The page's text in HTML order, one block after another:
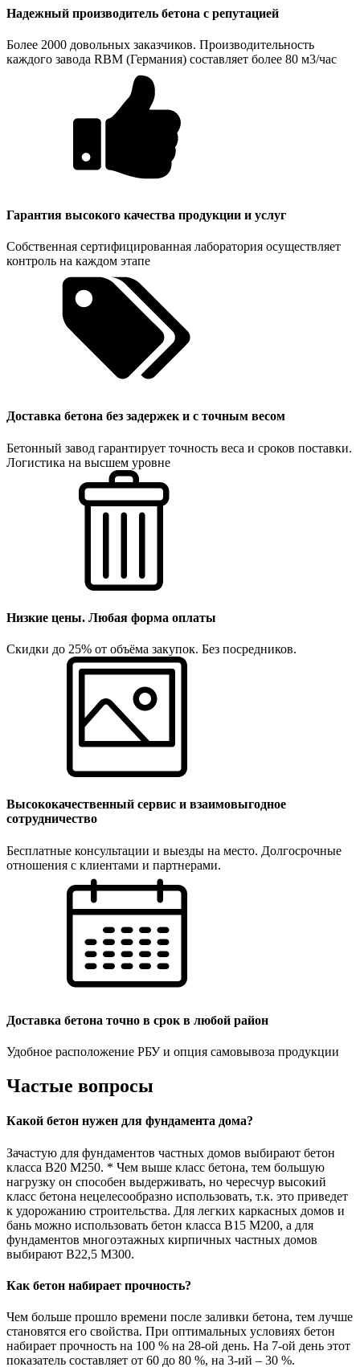
Надежный производитель бетона с репутацией
Более 2000 довольных заказчиков. Производительность
каждого завода RBM (Германия) составляет более 80 м3/час
Гарантия высокого качества продукции и услуг
Собственная сертифицированная лаборатория осуществляет
контроль на каждом этапе
Доставка бетона без задержек и с точным весом
Бетонный завод гарантирует точность веса и сроков поставки.
Логистика на высшем уровне
Низкие цены. Любая форма оплаты
Скидки до 25% от объёма закупок. Без посредников.
Высококачественный сервис и взаимовыгодное
сотрудничество
Бесплатные консультации и выезды на место. Долгосрочные
отношения с клиентами и партнерами.
Доставка бетона точно в срок в любой район
Удобное расположение РБУ и опция самовывоза продукции
Частые вопросы
Какой бетон нужен для фундамента дома?
Зачастую для фундаментов частных домов выбирают бетон
класса В20 М250. * Чем выше класс бетона, тем большую
нагрузку он способен выдерживать, но чересчур высокий
класс бетона нецелесообразно использовать, т.к. это приведет
к удорожанию строительства. Для легких каркасных домов и
бань можно использовать бетон класса В15 М200, а для
фундаментов многоэтажных кирпичных частных домов
выбирают В22,5 М300.
Как бетон набирает прочность?
Чем больше прошло времени после заливки бетона, тем лучше
становятся его свойства. При оптимальных условиях бетон
набирает прочность на 100 % на 28-ой день. На 7-ой день этот
показатель составляет от 60 до 80 %, на 3-ий – 30 %.